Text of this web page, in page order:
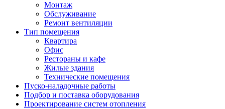
Монтаж
Обслуживание
Ремонт вентиляции
Тип помещения
Квартира
Офис
Рестораны и кафе
Жилые здания
Технические помещения
Пуско-наладочные работы
Подбор и поставка оборудования
Проектирование систем отопления